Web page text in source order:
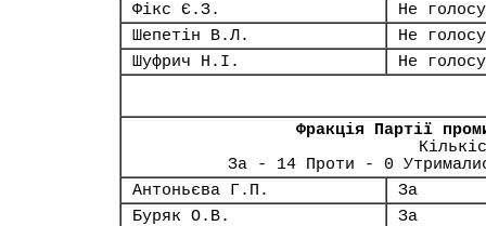
Фікс Є.З.
Не
Шепетін В.Л.
Не
Шуфрич Н.І.
Не
Фракція Партії
За - 14 Проти - 0
Антоньєва Г.П.
За
Буряк О.В.
За